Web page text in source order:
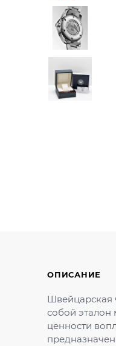
ОПИСАНИЕ
Швейцарская
собой эталон
ценности